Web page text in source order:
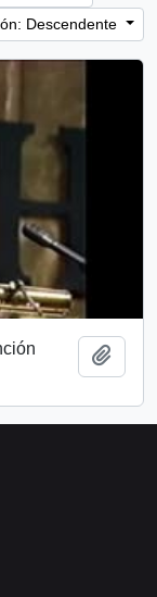
Descendente